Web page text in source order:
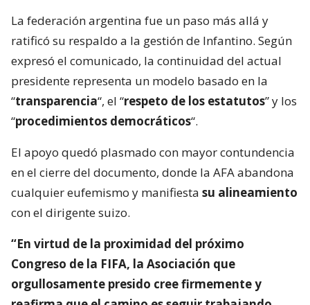
La federación argentina fue un paso más allá y
ratificó su respaldo a la gestión de Infantino. Según
expresó el comunicado, la continuidad del actual
presidente representa un modelo basado en la
“transparencia“, el “respeto de los estatutos” y los
“procedimientos democráticos“.
El apoyo quedó plasmado con mayor contundencia
en el cierre del documento, donde la AFA abandona
cualquier eufemismo y manifiesta su alineamiento
con el dirigente suizo.
“En virtud de la proximidad del próximo
Congreso de la FIFA, la Asociación que
orgullosamente presido cree firmemente y